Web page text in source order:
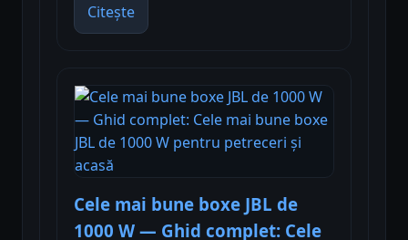
Citește
Cele mai bune boxe JBL de
1000 W — Ghid complet: Cele